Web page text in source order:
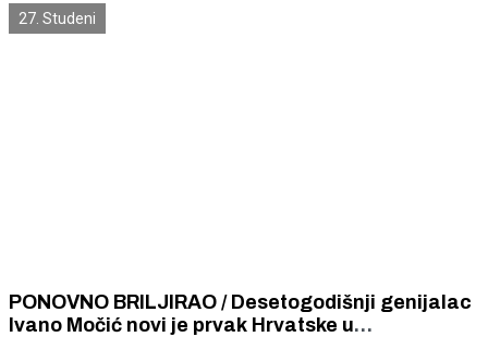
27. Studeni
PONOVNO BRILJIRAO / Desetogodišnji genijalac
Ivano Močić novi je prvak Hrvatske u